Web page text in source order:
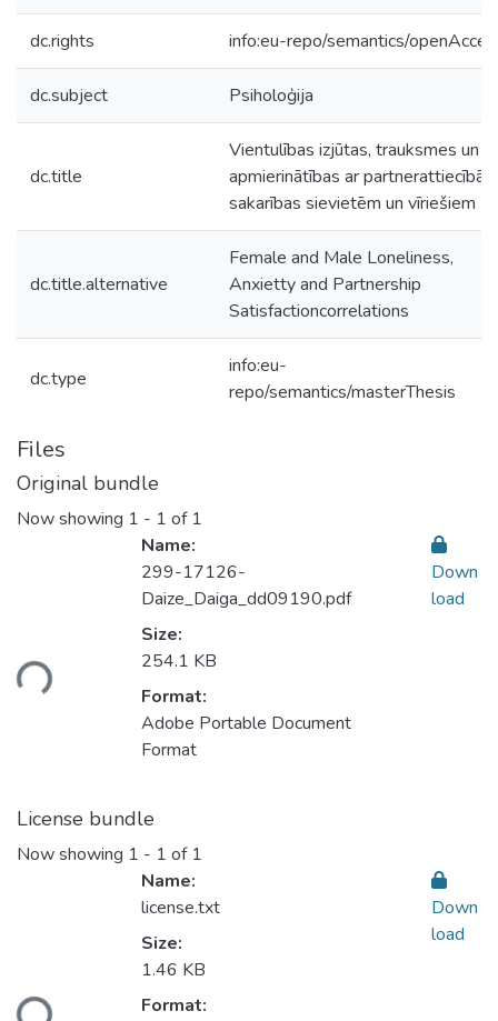
dc.rights info:eu-repo/semantics/
dc.subject Psiholoģija
dc.title
Vientulības izjūtas, trauksmes un
apmierinātības ar partnerattiecībām
sakarības sievietēm un vīriešiem
dc.title.alternative
Female and Male Loneliness,
Anxietty and Partnership
Satisfactioncorrelations
dc.type
info:eu-
repo/semantics/masterThesis
Files
Original bundle
Now showing 1 - 1 of 1
Loading...
Name:
299-17126-
Daize_Daiga_dd09190.pdf
Size:
254.1 KB
Format:
Adobe Portable Document
Format
Down
load
License bundle
Now showing 1 - 1 of 1
Loading...
Name:
license.txt
Size:
1.46 KB
Format:
Down
load